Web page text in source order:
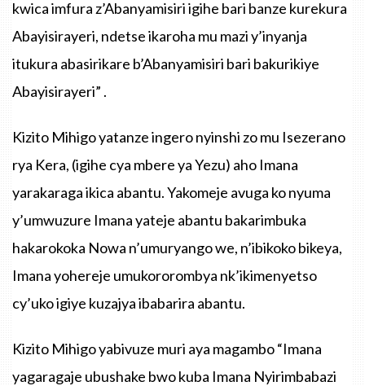
kwica imfura z’Abanyamisiri igihe bari banze kurekura
Abayisirayeri, ndetse ikaroha mu mazi y’inyanja
itukura abasirikare b’Abanyamisiri bari bakurikiye
Abayisirayeri” .
Kizito Mihigo yatanze ingero nyinshi zo mu Isezerano
rya Kera, (igihe cya mbere ya Yezu) aho Imana
yarakaraga ikica abantu. Yakomeje avuga ko nyuma
y’umwuzure Imana yateje abantu bakarimbuka
hakarokoka Nowa n’umuryango we, n’ibikoko bikeya,
Imana yohereje umukororombya nk’ikimenyetso
cy’uko igiye kuzajya ibabarira abantu.
Kizito Mihigo yabivuze muri aya magambo “Imana
yagaragaje ubushake bwo kuba Imana Nyirimbabazi